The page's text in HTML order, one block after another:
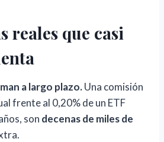
reales que casi
a largo plazo.Una comisión
frente al 0,20% de un ETF
son decenas de miles de